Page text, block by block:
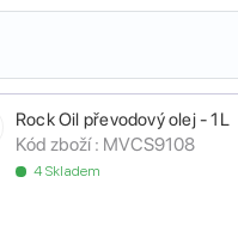
Rock Oil převodový olej - 1L
Kód zboží : MVCS9108
4 Skladem